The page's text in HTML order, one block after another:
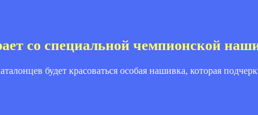
со специальной чемпионской
будет красоваться особая нашивка, которая